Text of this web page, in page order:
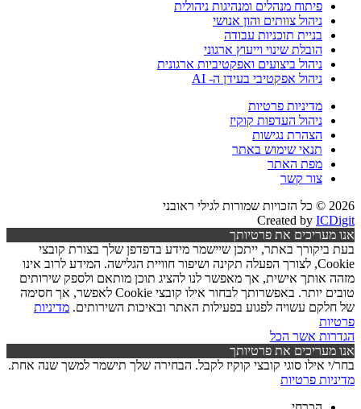
פיתוח מנהלים ומנהיגות ניהולית
ניהול צוותים והון אנושי
בניית תוכניות עבודה
הובלת שינוי וייעוץ ארגוני
ניהול ביצועים ואפקטיביות ארגונית
ניהול אפקטיבי בעידן ה- AI
מדיניות פרטיות
ניהול העדפות קוקיז
הצהרת נגישות
תנאי שימוש באתר
מפת האתר
צור קשר
2026 © כל הזכויות שמורות לגילי ראובני
Created by ICDigit
אנו מעריכים את פרטיותך
בעת ביקורך באתר, ייתכן שיישמר מידע בדפדפן שלך בצורת קובצי
Cookie, לצורך הפעלה תקינה ושיפור חוויית הגלישה. המידע לרוב אינו
מזהה אותך אישית, אך מאפשר לנו להציג תוכן מותאם ולספק שירותים
טובים יותר. באפשרותך לבחור אילו קובצי Cookie לאפשר, אך חסימה
של חלקם עשויה לפגוע בפעילות האתר ובאיכות השירותים. מדיניות
פרטיות
הגדרות אשר הכל
אנו מעריכים את פרטיותך
בחר/י אילו סוגי קובצי קוקיז לקבל. הבחירה שלך תישמר למשך שנה אחת.
מדיניות פרטיות